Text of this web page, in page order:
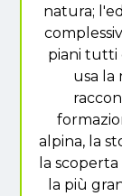
natura;
piani tutti
usa la
alpina, la
la
la più